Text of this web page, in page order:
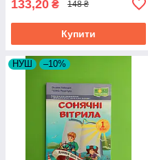
133,20 ₴ 148 ₴
Купити
НУШ –10%